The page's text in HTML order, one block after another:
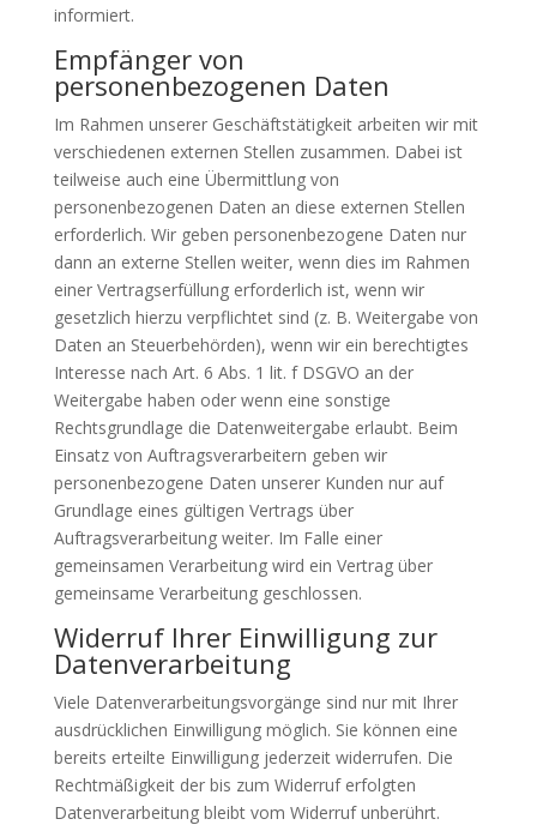
informiert.
Empfänger von
personenbezogenen Daten
Im Rahmen unserer Geschäftstätigkeit arbeiten wir mit
verschiedenen externen Stellen zusammen. Dabei ist
teilweise auch eine Übermittlung von
personenbezogenen Daten an diese externen Stellen
erforderlich. Wir geben personenbezogene Daten nur
dann an externe Stellen weiter, wenn dies im Rahmen
einer Vertragserfüllung erforderlich ist, wenn wir
gesetzlich hierzu verpflichtet sind (z. B. Weitergabe von
Daten an Steuerbehörden), wenn wir ein berechtigtes
Interesse nach Art. 6 Abs. 1 lit. f DSGVO an der
Weitergabe haben oder wenn eine sonstige
Rechtsgrundlage die Datenweitergabe erlaubt. Beim
Einsatz von Auftragsverarbeitern geben wir
personenbezogene Daten unserer Kunden nur auf
Grundlage eines gültigen Vertrags über
Auftragsverarbeitung weiter. Im Falle einer
gemeinsamen Verarbeitung wird ein Vertrag über
gemeinsame Verarbeitung geschlossen.
Widerruf Ihrer Einwilligung zur
Datenverarbeitung
Viele Datenverarbeitungsvorgänge sind nur mit Ihrer
ausdrücklichen Einwilligung möglich. Sie können eine
bereits erteilte Einwilligung jederzeit widerrufen. Die
Rechtmäßigkeit der bis zum Widerruf erfolgten
Datenverarbeitung bleibt vom Widerruf unberührt.